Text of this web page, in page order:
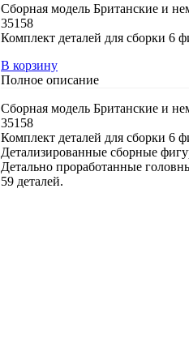
Сборная модель Британские и
35158
Комплект деталей для сборки 6
В корзину
Полное описание
Сборная модель Британские и
35158
Комплект деталей для сборки 6
Детализированные сборные
Детально проработанные
59 деталей.